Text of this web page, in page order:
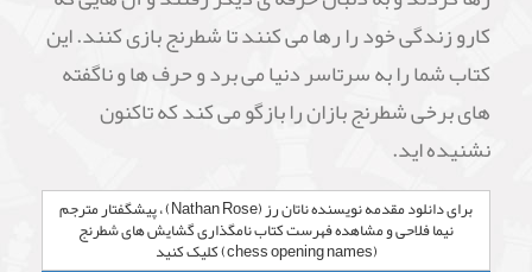
کارو زندگی خود را رها می کنند تا شطرنج بازی کنند. این
کتاب شما را به سرتاسر دنیا می برد و حرف ها و ناگفته
های برخی شطرنج بازان را بازگو می کند که تاکنون
نشنیده اید.
برای دانلود مقدمه نویسنده ناتان رز (Nathan Rose) ، پیشگفتار مترجم
نیما فلاحی و مشاهده فهرست کتاب نامگذاری گشایش های شطرنج
(chess opening names) کلیک کنید